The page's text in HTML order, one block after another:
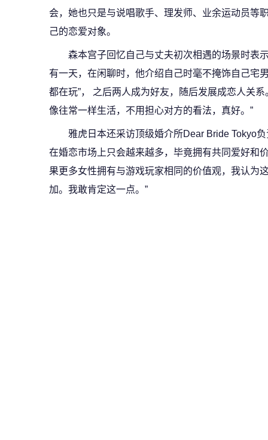
会，她也只是与说唱歌手、理发师、业余运动员等
己的恋爱对象。
森本宫子回忆自己与丈夫初次相遇的场景时表
有一天，在闲聊时，他介绍自己时毫不掩饰自己宅
都在玩”， 之后两人成为好友，随后发展成恋人关
像往常一样生活，不用担心对方的看法，真好。”
雅虎日本还采访顶级婚介所Dear Bride Tokyo
在婚恋市场上只会越来越多，毕竟拥有共同爱好
果更多女性拥有与游戏玩家相同的价值观，我认为
加。我敢肯定这一点。”